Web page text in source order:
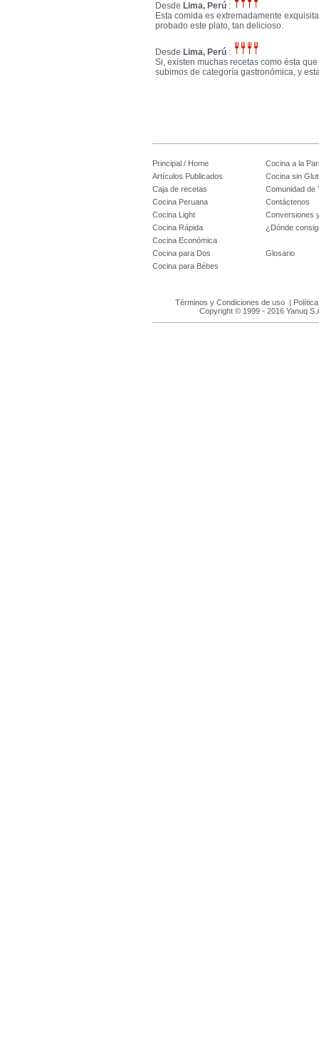
Desde Lima, Perú :
Esta comida es extremadamente
probado este plato, tan delicioso.
Desde Lima, Perú :
Si, existen muchas recetas como ésta
subimos de categoría gastronómica, y
Principal / Home
Cocina a la
Artículos Publicados
Cocina sin
Caja de recetas
Comunidad de
Cocina Peruana
Contáctenos
Cocina Light
Conversiones
Cocina Rápida
¿Dónde
Cocina Económica
Cocina para Dos
Glosario
Cocina para Bébes
Términos y Condiciones de uso |
Copyright © 1999 - 2016 Yanuq